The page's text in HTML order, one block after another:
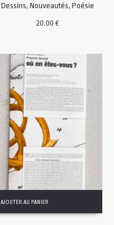
Dessins, Nouveautés, Poésie
20.00€
AJOUTER AU PANIER